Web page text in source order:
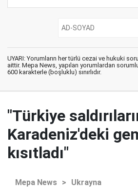
UYARI: Yorumların her türlü cezai ve hukuki
aittir. Mepa News, yapılan yorumlardan
600 karakterle (boşluklu) sınırlıdır.
"Türkiye
Karadeniz'deki
kısıtladı"
Mepa News > Ukrayna